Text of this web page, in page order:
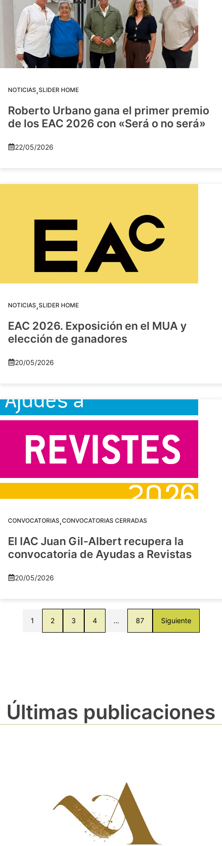
NOTICIAS,SLIDER HOME
Roberto Urbano gana el primer premio
de los EAC 2026 con «Será o no será»
22/05/2026
NOTICIAS,SLIDER HOME
EAC 2026. Exposición en el MUA y
elección de ganadores
20/05/2026
CONVOCATORIAS,CONVOCATORIAS CERRADAS
El IAC Juan Gil-Albert recupera la
convocatoria de Ayudas a Revistas
20/05/2026
1 2 3 4 … 87 Siguiente
Últimas publicaciones